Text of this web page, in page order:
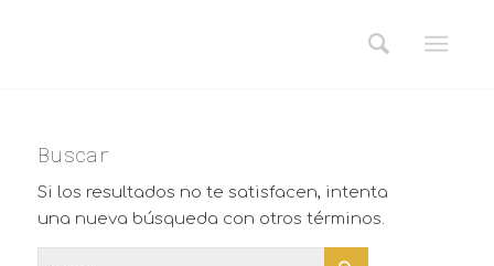
Buscar
Si los resultados no te satisfacen, intenta
una nueva búsqueda con otros términos.